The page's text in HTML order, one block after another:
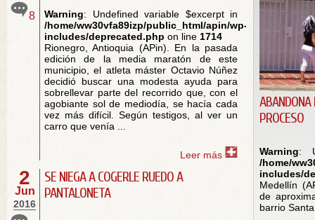
8 Warning: Undefined variable $excerpt in
/home/ww30vfa89izp/public_html/apin/wp-
includes/deprecated.php on line 1714
Rionegro, Antioquia (APin). En la pasada
edición de la media maratón de este
municipio, el atleta máster Octavio Núñez
decidió buscar una modesta ayuda para
sobrellevar parte del recorrido que, con el
agobiante sol de mediodía, se hacía cada
vez más difícil. Según testigos, al ver un
carro que venía ...
Leer más
2
Jun
2016
SE NIEGA A COGERLE RUEDO A
PANTALONETA
ABANDONA
PROCESO
Warning:
/home/
includes/
Medellín
de
barrio